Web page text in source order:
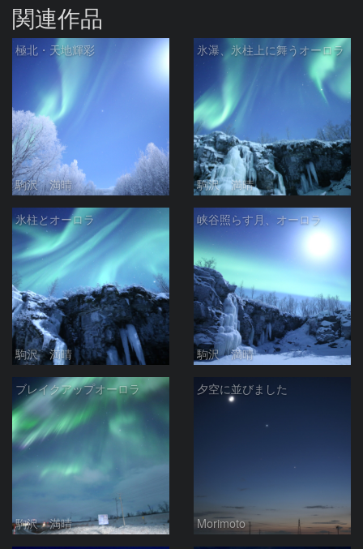
関連作品
極北・天地輝彩
駒沢 満晴
氷瀑、氷柱上に舞うオーロラ
駒沢 満晴
氷柱とオーロラ
駒沢 満晴
峡谷照らす月、オーロラ
駒沢 満晴
ブレイクアップオーロラ
駒沢 満晴
夕空に並びました
Morimoto